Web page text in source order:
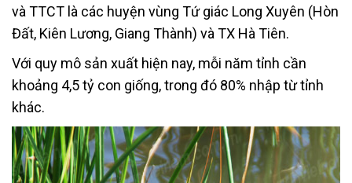
và TTCT là các huyện vùng Tứ giác Long Xuyên (Hòn
Đất, Kiên Lương, Giang Thành) và TX Hà Tiên.
Với quy mô sản xuất hiện nay, mỗi năm tỉnh cần
khoảng 4,5 tỷ con giống, trong đó 80% nhập từ tỉnh
khác.